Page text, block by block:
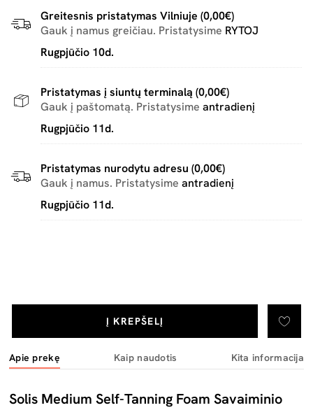
Į KREPŠELĮ
Greitesnis pristatymas Vilniuje (0,00€)
Gauk į namus greičiau. Pristatysime RYTOJ
Rugpjūčio 10d.
Pristatymas į siuntų terminalą (0,00€)
Gauk į paštomatą. Pristatysime antradienį
Rugpjūčio 11d.
Pristatymas nurodytu adresu (0,00€)
Gauk į namus. Pristatysime antradienį
Rugpjūčio 11d.
Apie prekę Kaip naudotis Kita informacija
Solis Medium Self-Tanning Foam Savaiminio